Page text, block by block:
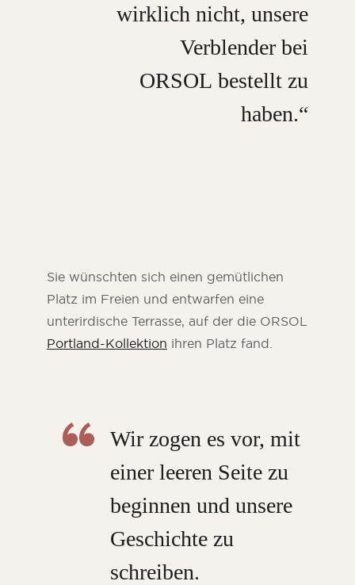
wirklich nicht, unsere
Verblender bei
ORSOL bestellt zu
haben.“
Sie wünschten sich einen gemütlichen
Platz im Freien und entwarfen eine
unterirdische Terrasse, auf der die ORSOL
Portland-Kollektion ihren Platz fand.
Wir zogen es vor, mit
einer leeren Seite zu
beginnen und unsere
Geschichte zu
schreiben.